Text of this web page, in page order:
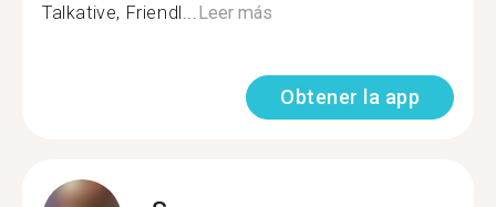
Talkative, Friendl... Leer más
Obtener la app